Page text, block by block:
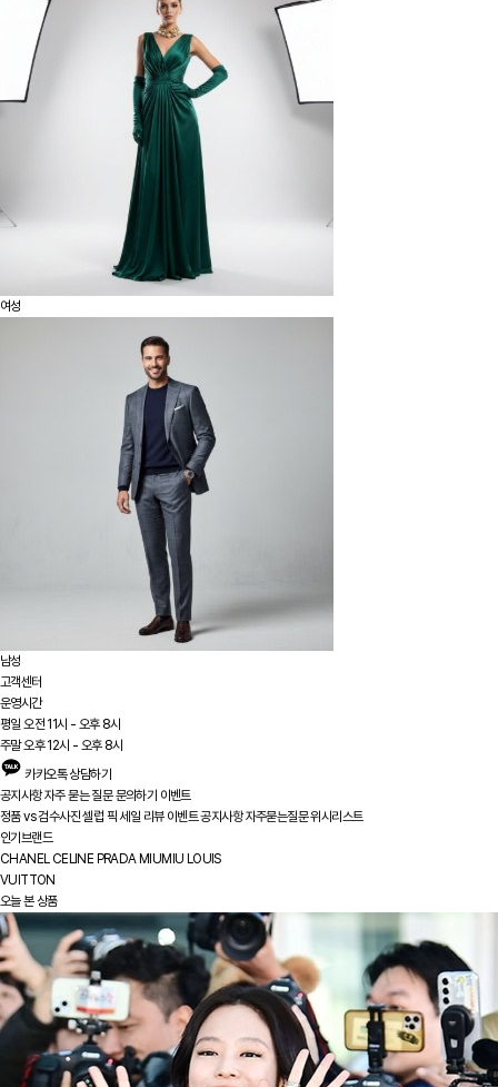
여성
남성
고객센터
운영시간
평일 오전 11시 - 오후 8시
주말 오후 12시 - 오후 8시
카카오톡 상담하기
공지사항자주 묻는 질문문의하기 이벤트
정품 vs검수사진셀럽 픽 세일 리뷰 이벤트공지사항 자주묻는질문위시리스트
인기브랜드
CHANEL CELINE PRADA MIUMIU LOUIS
VUITTON
오늘 본 상품